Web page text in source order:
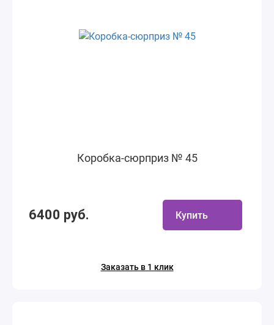
Коробка-сюрприз № 45
6400 руб. Купить
Заказать в 1 клик